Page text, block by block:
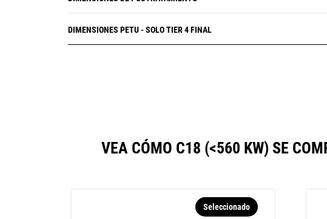
DIMENSIONES PETU - SOLO TIER 4 FINAL
VEA CÓMO C18 (<560 KW) SE
Seleccionado